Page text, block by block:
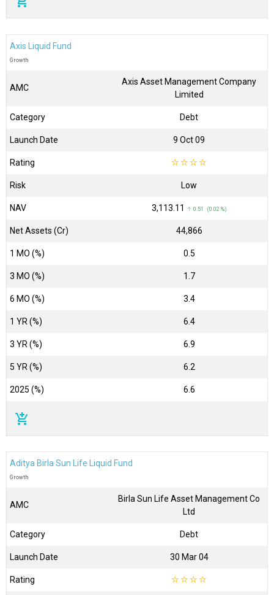
Axis Liquid Fund
Growth
AMC
Axis Asset Management Company
Limited
Category Debt
Launch Date 9 Oct 09
Rating ☆☆☆☆
Risk Low
NAV ₹3,113.11 ↑ 0.51 (0.02 %)
Net Assets (Cr) ₹44,866
1 MO (%) 0.5
3 MO (%) 1.7
6 MO (%) 3.4
1 YR (%) 6.4
3 YR (%) 6.9
5 YR (%) 6.2
2025 (%) 6.6
add_shopping_cart
Aditya Birla Sun Life Liquid Fund
Growth
AMC
Birla Sun Life Asset Management Co
Ltd
Category Debt
Launch Date 30 Mar 04
Rating ☆☆☆☆